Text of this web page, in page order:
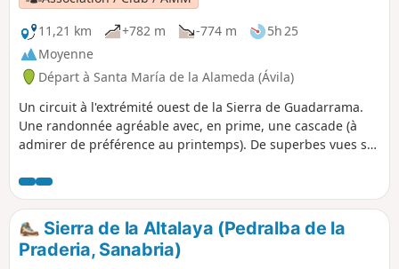
11,21 km
+782 m -774 m
5h 25
Moyenne
Départ à Santa María de la Alameda (Ávila)
Un circuit à l'extrémité ouest de la Sierra de Guadarrama.
Une randonnée agréable avec, en prime, une cascade (à
admirer de préférence au printemps). De superbes vues sur
également admirer les montagnes de Gredos à l'ouest.
Sierra de la Altalaya (Pedralba de la
Praderia, Sanabria)